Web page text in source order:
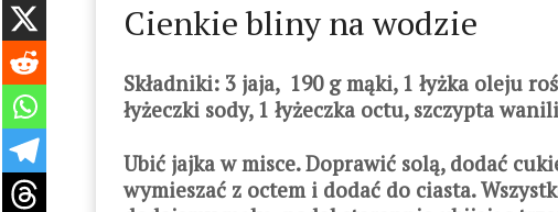
Cienkie bliny na wodzie
Składniki: 3 jaja, 190 g mąki, 1 łyżka oleju
łyżeczki sody, 1 łyżeczka octu, szczypta
Ubić jajka w misce. Doprawić solą, dodać
wymieszać z octem i dodać do ciasta.